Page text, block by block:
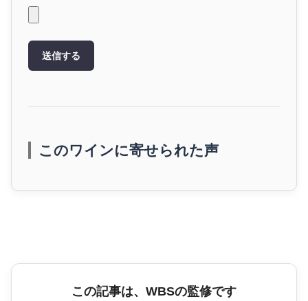
送信する
このワインに寄せられた声
この記事は、WBSの監修です